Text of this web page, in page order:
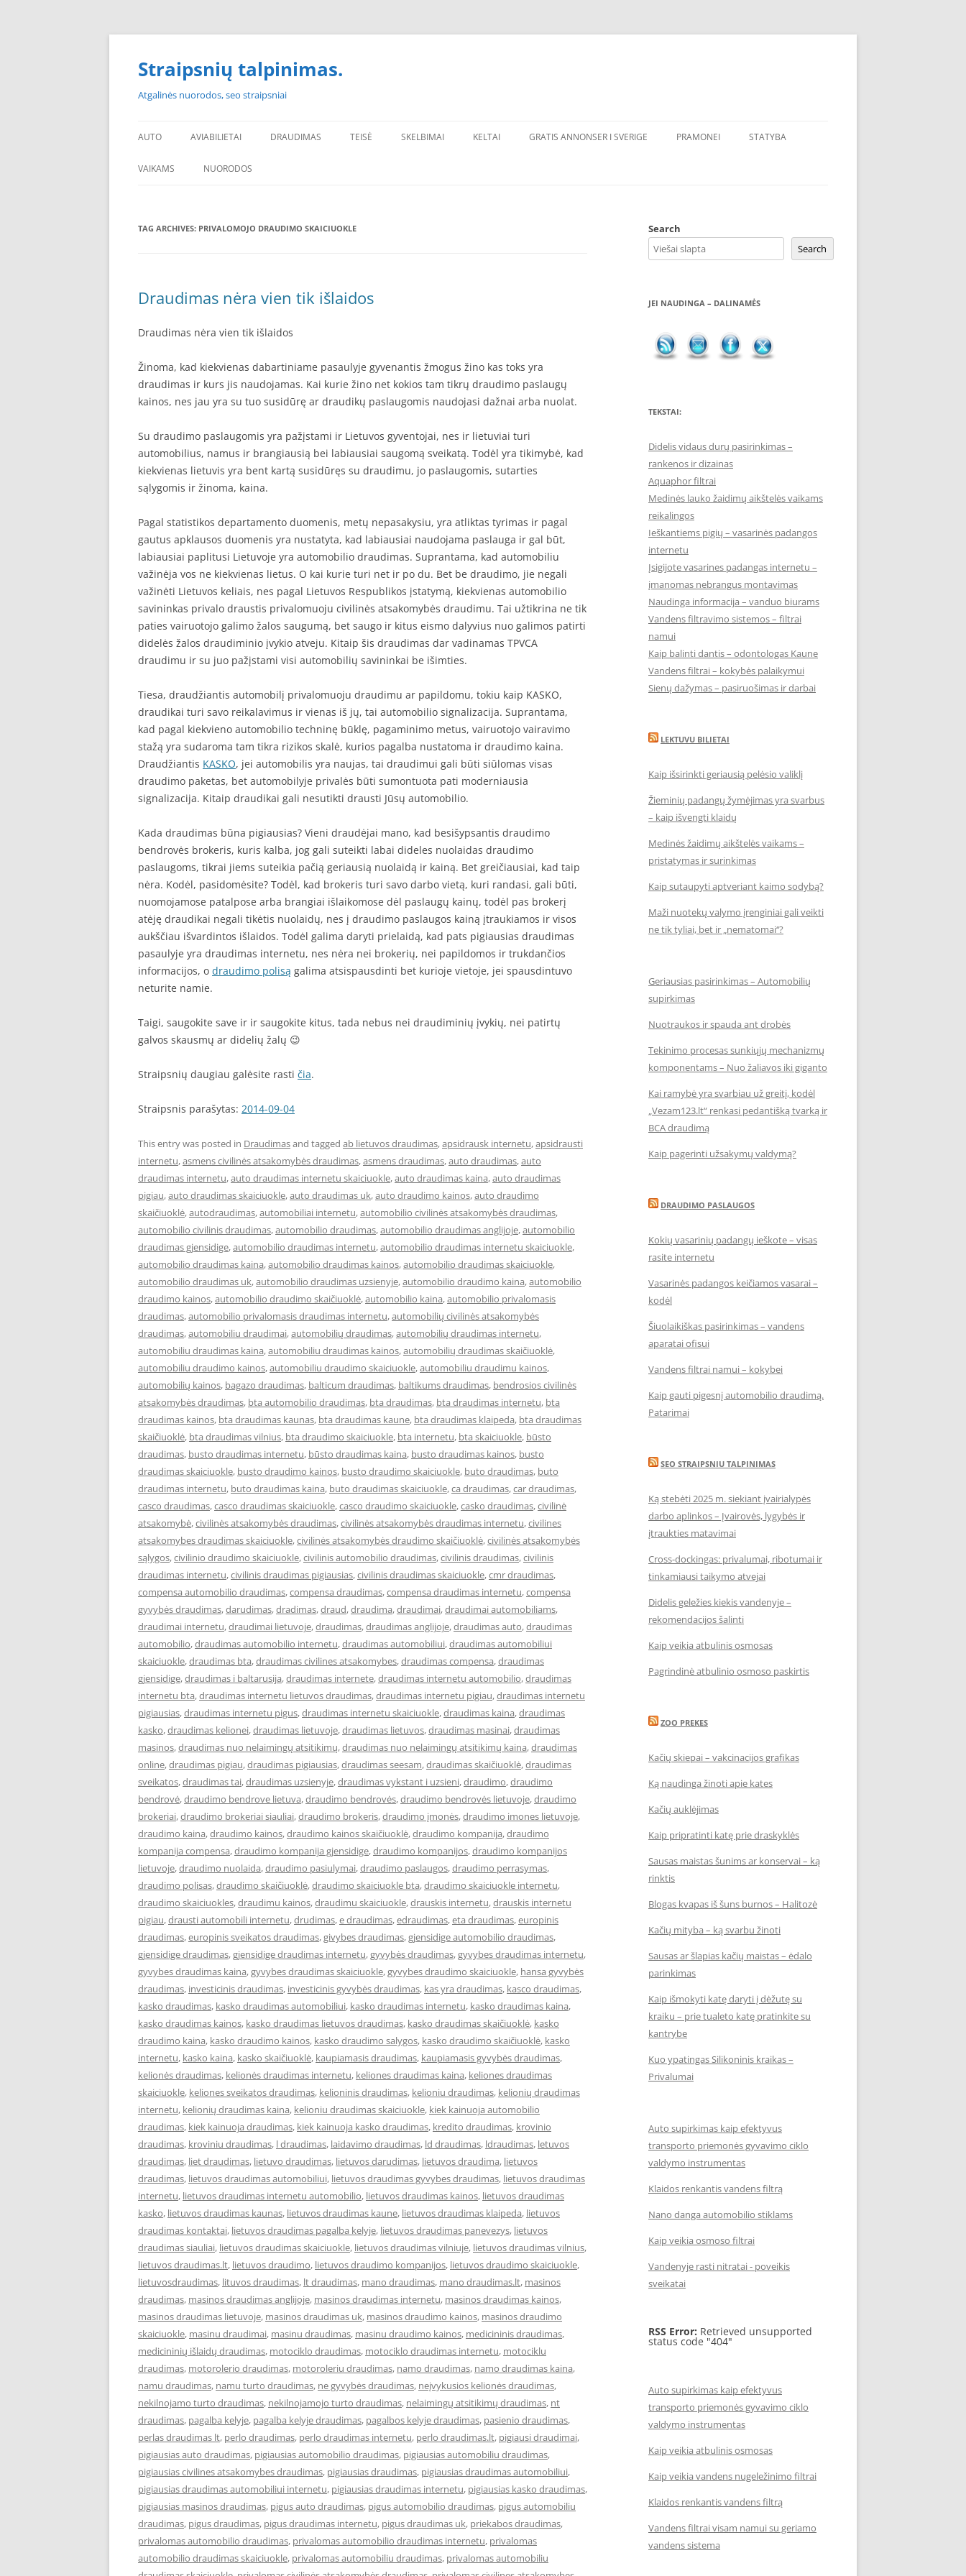
Skip
Straipsnių talpinimas.
Atgalinės nuorodos, seo straipsniai
AUTO AVIABILIETAI DRAUDIMAS TEISĖ SKELBIMAI KELTAI GRATIS ANNONSER I SVERIGE PRAMONEI STATYBA
VAIKAMS NUORODOS
PADANGOS PIGIAU
TAG ARCHIVES: PRIVALOMOJO DRAUDIMO SKAICIUOKLE
Draudimas nėra vien tik išlaidos
Draudimas nėra vien tik išlaidos
Žinoma, kad kiekvienas dabartiniame pasaulyje gyvenantis žmogus žino kas toks yra
draudimas ir kurs jis naudojamas. Kai kurie žino net kokios tam tikrų draudimo paslaugų
kainos, nes jau yra su tuo susidūrę ar draudikų paslaugomis naudojasi dažnai arba nuolat.
Su draudimo paslaugomis yra pažįstami ir Lietuvos gyventojai, nes ir lietuviai turi
automobilius, namus ir brangiausią bei labiausiai saugomą sveikatą. Todėl yra tikimybė, kad
kiekvienas lietuvis yra bent kartą susidūręs su draudimu, jo paslaugomis, sutarties
sąlygomis ir žinoma, kaina.
Pagal statistikos departamento duomenis, metų nepasakysiu, yra atliktas tyrimas ir pagal
gautus apklausos duomenis yra nustatyta, kad labiausiai naudojama paslauga ir gal būt,
labiausiai paplitusi Lietuvoje yra automobilio draudimas. Suprantama, kad automobiliu
važinėja vos ne kiekvienas lietus. O kai kurie turi net ir po du. Bet be draudimo, jie negali
važinėti Lietuvos keliais, nes pagal Lietuvos Respublikos įstatymą, kiekvienas automobilio
savininkas privalo draustis privalomuoju civilinės atsakomybės draudimu. Tai užtikrina ne tik
paties vairuotojo galimo žalos saugumą, bet saugo ir kitus eismo dalyvius nuo galimos patirti
didelės žalos draudiminio įvykio atveju. Kitaip šis draudimas dar vadinamas TPVCA
draudimu ir su juo pažįstami visi automobilių savininkai be išimties.
Tiesa, draudžiantis automobilį privalomuoju draudimu ar papildomu, tokiu kaip KASKO,
draudikai turi savo reikalavimus ir vienas iš jų, tai automobilio signalizacija. Suprantama,
kad pagal kiekvieno automobilio techninę būklę, pagaminimo metus, vairuotojo vairavimo
stažą yra sudaroma tam tikra rizikos skalė, kurios pagalba nustatoma ir draudimo kaina.
Draudžiantis KASKO, jei automobilis yra naujas, tai draudimui gali būti siūlomas visas
draudimo paketas, bet automobilyje privalės būti sumontuota pati moderniausia
signalizacija. Kitaip draudikai gali nesutikti drausti Jūsų automobilio.
Kada draudimas būna pigiausias? Vieni draudėjai mano, kad besišypsantis draudimo
bendrovės brokeris, kuris kalba, jog gali suteikti labai dideles nuolaidas draudimo
paslaugoms, tikrai jiems suteikia pačią geriausią nuolaidą ir kainą. Bet greičiausiai, kad taip
nėra. Kodėl, pasidomėsite? Todėl, kad brokeris turi savo darbo vietą, kuri randasi, gali būti,
nuomojamose patalpose arba brangiai išlaikomose dėl paslaugų kainų, todėl pas brokerį
atėję draudikai negali tikėtis nuolaidų, nes į draudimo paslaugos kainą įtraukiamos ir visos
aukščiau išvardintos išlaidos. Todėl galima daryti prielaidą, kad pats pigiausias draudimas
pasaulyje yra draudimas internetu, nes nėra nei brokerių, nei papildomos ir trukdančios
informacijos, o draudimo polisą galima atsispausdinti bet kurioje vietoje, jei spausdintuvo
neturite namie.
Taigi, saugokite save ir ir saugokite kitus, tada nebus nei draudiminių įvykių, nei patirtų
galvos skausmų ar didelių žalų 😉
Straipsnių daugiau galėsite rasti čia.
Straipsnis parašytas: 2014-09-04
This entry was posted in Draudimasand tagged ab lietuvos draudimas,apsidrausk internetu,apsidrausti
internetu,asmens civilinės atsakomybės draudimas,asmens draudimas,auto draudimas,auto
draudimas internetu,auto draudimas internetu skaiciuokle,auto draudimas kaina,auto draudimas
pigiau,auto draudimas skaiciuokle,auto draudimas uk,auto draudimo kainos,auto draudimo
skaičiuoklė,autodraudimas,automobiliai internetu,automobilio civilinės atsakomybės draudimas,
automobilio civilinis draudimas,automobilio draudimas,automobilio draudimas anglijoje,automobilio
draudimas gjensidige,automobilio draudimas internetu,automobilio draudimas internetu skaiciuokle,
automobilio draudimas kaina,automobilio draudimas kainos,automobilio draudimas skaiciuokle,
automobilio draudimas uk,automobilio draudimas uzsienyje,automobilio draudimo kaina,automobilio
draudimo kainos,automobilio draudimo skaičiuoklė,automobilio kaina,automobilio privalomasis
draudimas,automobilio privalomasis draudimas internetu,automobilių civilinės atsakomybės
draudimas,automobiliu draudimai,automobilių draudimas,automobilių draudimas internetu,
automobiliu draudimas kaina,automobiliu draudimas kainos,automobilių draudimas skaičiuoklė,
automobiliu draudimo kainos,automobiliu draudimo skaiciuokle,automobiliu draudimu kainos,
automobilių kainos, bagazo draudimas, balticum draudimas, baltikums draudimas, bendrosios civilinės
atsakomybės draudimas, bta automobilio draudimas, bta draudimas, bta draudimas internetu, bta
draudimas kainos, bta draudimas kaunas, bta draudimas kaune, bta draudimas klaipeda, bta draudimas
skaičiuoklė, bta draudimas vilnius, bta draudimo skaiciuokle, bta internetu, bta skaiciuokle, būsto
draudimas, busto draudimas internetu, būsto draudimas kaina, busto draudimas kainos, busto
draudimas skaiciuokle, busto draudimo kainos, busto draudimo skaiciuokle, buto draudimas, buto
draudimas internetu, buto draudimas kaina, buto draudimas skaiciuokle,ca draudimas,car draudimas,
casco draudimas,casco draudimas skaiciuokle,casco draudimo skaiciuokle,casko draudimas,civilinė
atsakomybė,civilinės atsakomybės draudimas,civilinės atsakomybės draudimas internetu,civilines
atsakomybes draudimas skaiciuokle,civilinės atsakomybės draudimo skaičiuoklė,civilinės atsakomybės
sąlygos,civilinio draudimo skaiciuokle,civilinis automobilio draudimas,civilinis draudimas,civilinis
draudimas internetu,civilinis draudimas pigiausias,civilinis draudimas skaiciuokle,cmr draudimas,
compensa automobilio draudimas,compensa draudimas,compensa draudimas internetu,compensa
gyvybės draudimas,darudimas,dradimas,draud,draudima,draudimai,draudimai automobiliams,
draudimai internetu,draudimai lietuvoje,draudimas,draudimas anglijoje,draudimas auto,draudimas
automobilio,draudimas automobilio internetu,draudimas automobiliui,draudimas automobiliui
skaiciuokle,draudimas bta,draudimas civilines atsakomybes,draudimas compensa,draudimas
gjensidige,draudimas i baltarusija,draudimas internete,draudimas internetu automobilio,draudimas
internetu bta,draudimas internetu lietuvos draudimas,draudimas internetu pigiau,draudimas internetu
pigiausias,draudimas internetu pigus,draudimas internetu skaiciuokle,draudimas kaina,draudimas
kasko,draudimas kelionei,draudimas lietuvoje,draudimas lietuvos,draudimas masinai,draudimas
masinos,draudimas nuo nelaimingų atsitikimų,draudimas nuo nelaimingų atsitikimų kaina,draudimas
online,draudimas pigiau,draudimas pigiausias,draudimas seesam,draudimas skaičiuoklė,draudimas
sveikatos,draudimas tai,draudimas uzsienyje,draudimas vykstant i uzsieni,draudimo,draudimo
bendrovė,draudimo bendrove lietuva,draudimo bendrovės,draudimo bendrovės lietuvoje,draudimo
brokeriai,draudimo brokeriai siauliai,draudimo brokeris,draudimo įmonės,draudimo imones lietuvoje,
draudimo kaina,draudimo kainos,draudimo kainos skaičiuoklė,draudimo kompanija,draudimo
kompanija compensa,draudimo kompanija gjensidige,draudimo kompanijos,draudimo kompanijos
lietuvoje,draudimo nuolaida,draudimo pasiulymai,draudimo paslaugos,draudimo perrasymas,
draudimo polisas,draudimo skaičiuoklė,draudimo skaiciuokle bta,draudimo skaiciuokle internetu,
draudimo skaiciuokles,draudimu kainos,draudimu skaiciuokle,drauskis internetu,drauskis internetu
pigiau,drausti automobili internetu,drudimas,e draudimas,edraudimas,eta draudimas,europinis
draudimas,europinis sveikatos draudimas,givybes draudimas,gjensidige automobilio draudimas,
gjensidige draudimas,gjensidige draudimas internetu,gyvybės draudimas,gyvybes draudimas internetu,
gyvybes draudimas kaina,gyvybes draudimas skaiciuokle,gyvybes draudimo skaiciuokle, hansa gyvybės
draudimas, investicinis draudimas, investicinis gyvybės draudimas, kas yra draudimas, kasco draudimas,
kasko draudimas, kasko draudimas automobiliui, kasko draudimas internetu, kasko draudimas kaina,
kasko draudimas kainos, kasko draudimas lietuvos draudimas, kasko draudimas skaičiuoklė, kasko
draudimo kaina, kasko draudimo kainos, kasko draudimo salygos, kasko draudimo skaičiuoklė, kasko
internetu, kasko kaina, kasko skaičiuoklė, kaupiamasis draudimas, kaupiamasis gyvybės draudimas,
kelionės draudimas, kelionės draudimas internetu, keliones draudimas kaina, keliones draudimas
skaiciuokle, keliones sveikatos draudimas, kelioninis draudimas, kelioniu draudimas, kelionių draudimas
internetu, kelionių draudimas kaina, kelioniu draudimas skaiciuokle, kiek kainuoja automobilio
draudimas, kiek kainuoja draudimas, kiek kainuoja kasko draudimas, kredito draudimas, krovinio
draudimas, kroviniu draudimas, l draudimas, laidavimo draudimas, ld draudimas, ldraudimas, letuvos
draudimas, liet draudimas, lietuvo draudimas, lietuvos darudimas, lietuvos draudima, lietuvos
draudimas, lietuvos draudimas automobiliui, lietuvos draudimas gyvybes draudimas, lietuvos draudimas
internetu, lietuvos draudimas internetu automobilio, lietuvos draudimas kainos, lietuvos draudimas
kasko, lietuvos draudimas kaunas, lietuvos draudimas kaune, lietuvos draudimas klaipeda, lietuvos
draudimas kontaktai, lietuvos draudimas pagalba kelyje, lietuvos draudimas panevezys, lietuvos
draudimas siauliai, lietuvos draudimas skaiciuokle, lietuvos draudimas vilniuje, lietuvos draudimas vilnius,
lietuvos draudimas.lt, lietuvos draudimo, lietuvos draudimo kompanijos, lietuvos draudimo skaiciuokle,
lietuvosdraudimas, lituvos draudimas, lt draudimas, mano draudimas, mano draudimas.lt, masinos
draudimas, masinos draudimas anglijoje, masinos draudimas internetu, masinos draudimas kainos,
masinos draudimas lietuvoje, masinos draudimas uk, masinos draudimo kainos, masinos draudimo
skaiciuokle, masinu draudimai, masinu draudimas, masinu draudimo kainos, medicininis draudimas,
medicininių išlaidų draudimas, motociklo draudimas, motociklo draudimas internetu, motociklu
draudimas, motorolerio draudimas, motoroleriu draudimas, namo draudimas, namo draudimas kaina,
namu draudimas, namu turto draudimas, ne gyvybės draudimas, neįvykusios kelionės draudimas,
nekilnojamo turto draudimas, nekilnojamojo turto draudimas, nelaimingų atsitikimų draudimas, nt
draudimas, pagalba kelyje, pagalba kelyje draudimas, pagalbos kelyje draudimas, pasienio draudimas,
perlas draudimas lt, perlo draudimas, perlo draudimas internetu, perlo draudimas.lt, pigiausi draudimai,
pigiausias auto draudimas, pigiausias automobilio draudimas, pigiausias automobiliu draudimas,
pigiausias civilines atsakomybes draudimas, pigiausias draudimas, pigiausias draudimas automobiliui,
pigiausias draudimas automobiliui internetu, pigiausias draudimas internetu, pigiausias kasko draudimas,
pigiausias masinos draudimas, pigus auto draudimas, pigus automobilio draudimas, pigus automobiliu
draudimas, pigus draudimas, pigus draudimas internetu, pigus draudimas uk, priekabos draudimas,
privalomas automobilio draudimas, privalomas automobilio draudimas internetu, privalomas
automobilio draudimas skaiciuokle, privalomas automobiliu draudimas, privalomas automobiliu
Search
Search
JEI NAUDINGA – DALINAMĖS
TEKSTAI:
Didelis vidaus durų pasirinkimas –
rankenos ir dizainas
Aquaphor filtrai
Medinės lauko žaidimų aikštelės vaikams
reikalingos
Ieškantiems pigių – vasarinės padangos
internetu
Įsigijote vasarines padangas internetu –
įmanomas nebrangus montavimas
Naudinga informacija – vanduo biurams
Vandens filtravimo sistemos – filtrai
namui
Kaip balinti dantis – odontologas Kaune
Vandens filtrai – kokybės palaikymui
Sienų dažymas – pasiruošimas ir darbai
LEKTUVU BILIETAI
Kaip išsirinkti geriausią pelėsio valiklį
Žieminių padangų žymėjimas yra svarbus
– kaip išvengti klaidų
Medinės žaidimų aikštelės vaikams –
pristatymas ir surinkimas
Kaip sutaupyti aptveriant kaimo sodybą?
Maži nuotekų valymo įrenginiai gali veikti
ne tik tyliai, bet ir „nematomai‘‘?
Geriausias pasirinkimas – Automobilių
supirkimas
Nuotraukos ir spauda ant drobės
Tekinimo procesas sunkiųjų mechanizmų
komponentams – Nuo žaliavos iki giganto
Kai ramybė yra svarbiau už greitį, kodėl
„Vezam123.lt“ renkasi pedantišką tvarką ir
BCA draudimą
Kaip pagerinti užsakymų valdymą?
DRAUDIMO PASLAUGOS
Kokių vasarinių padangų ieškote – visas
rasite internetu
Vasarinės padangos keičiamos vasarai –
kodėl
Šiuolaikiškas pasirinkimas – vandens
aparatai ofisui
Vandens filtrai namui – kokybei
Kaip gauti pigesnį automobilio draudimą.
Patarimai
SEO STRAIPSNIU TALPINIMAS
Ką stebėti 2025 m. siekiant įvairialypės
darbo aplinkos – Įvairovės, lygybės ir
įtraukties matavimai
Cross-dockingas: privalumai, ribotumai ir
tinkamiausi taikymo atvejai
Didelis geležies kiekis vandenyje –
rekomendacijos šalinti
Kaip veikia atbulinis osmosas
Pagrindinė atbulinio osmoso paskirtis
ZOO PREKES
Kačių skiepai – vakcinacijos grafikas
Ką naudinga žinoti apie kates
Kačių auklėjimas
Kaip pripratinti katę prie draskyklės
Sausas maistas šunims ar konservai – ką
rinktis
Blogas kvapas iš šuns burnos – Halitozė
Kačių mityba – ką svarbu žinoti
Sausas ar šlapias kačių maistas – ėdalo
parinkimas
Kaip išmokyti katę daryti į dėžutę su
kraiku – prie tualeto katę pratinkite su
kantrybe
Kuo ypatingas Silikoninis kraikas –
Privalumai
Auto supirkimas kaip efektyvus
transporto priemonės gyvavimo ciklo
valdymo instrumentas
Klaidos renkantis vandens filtrą
Nano danga automobilio stiklams
Kaip veikia osmoso filtrai
Vandenyje rasti nitratai - poveikis
sveikatai
RSS Error: Retrieved unsupported
status code "404"
Auto supirkimas kaip efektyvus
transporto priemonės gyvavimo ciklo
valdymo instrumentas
Kaip veikia atbulinis osmosas
Kaip veikia vandens nugeležinimo filtrai
Klaidos renkantis vandens filtrą
Vandens filtrai visam namui su geriamo
vandens sistema